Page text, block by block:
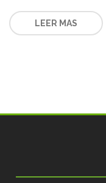
LEER MAS